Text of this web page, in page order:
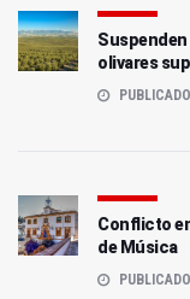
olivares
Conflicto
de Música